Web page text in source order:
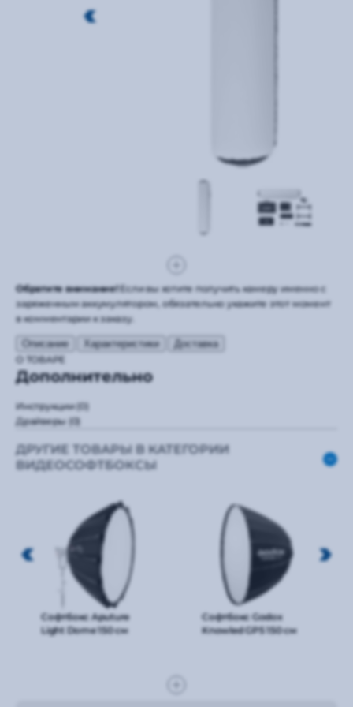
Обратите внимание!Если вы хотите получить камеру именно с
заряженным аккумулятором, обязательно укажите этот момент
в комментарии к заказу.
Описание Характеристики
Доставка
О ТОВАРЕ
Дополнительно
Инструкции(0)
Драйверы (0)
ДРУГИЕ ТОВАРЫ В КАТЕГОРИИ
ВИДЕОСОФТБОКСЫ
Софтбокс Aputure
Light Dome 150 см
Софтбокс Godox
Knowled GP5 150 см